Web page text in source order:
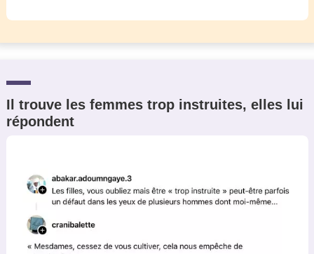
Il trouve les femmes trop instruites, elles lui
répondent